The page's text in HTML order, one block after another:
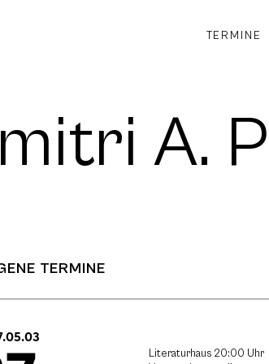
TERMINE
A.
TERMINE
Literaturhaus 20:00 Uhr